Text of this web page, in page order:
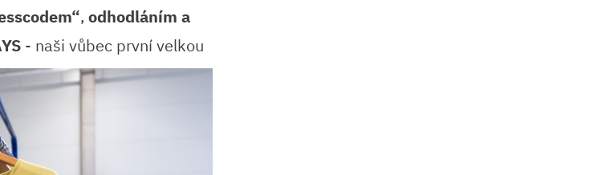
, odhodláním a
- naši vůbec první velkou